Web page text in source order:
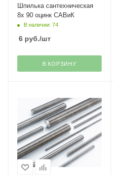
Шпилька сантехническая
8х 90 оцинк САВиК
В наличии: 74
6 руб./шт
В КОРЗИНУ